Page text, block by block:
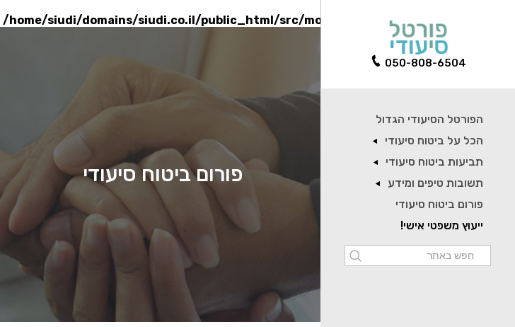
/home/siudi/domains/siudi.co.il/public_html/src/models/PayCallModel.php
050-808-6504
הפורטל הסיעודי הגדול
הכל על ביטוח סיעודי
תביעות ביטוח סיעודי
תשובות טיפים ומידע
פורום ביטוח סיעודי
ייעוץ משפטי אישי!
פורום ביטוח סיעודי